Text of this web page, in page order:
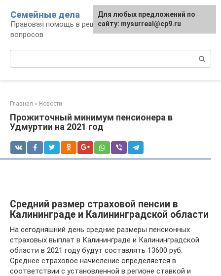
контенту
Семейные дела
Правовая помощь в решении семейных
вопросов
Главная » Новости
Прожиточный минимум пенсионера в
Удмуртии на 2021 год
Средний размер страховой пенсии в
Калининграде и Калининградской области
На сегодняшний день средние размеры пенсионных
страховых выплат в Калининграде и Калининградской
области в 2021 году будут составлять 13600 руб.
Среднее страховое начисление определяется в
соответствии с установленной в регионе ставкой и
Для любых предложений по
сайту: mysurreal@cp9.ru